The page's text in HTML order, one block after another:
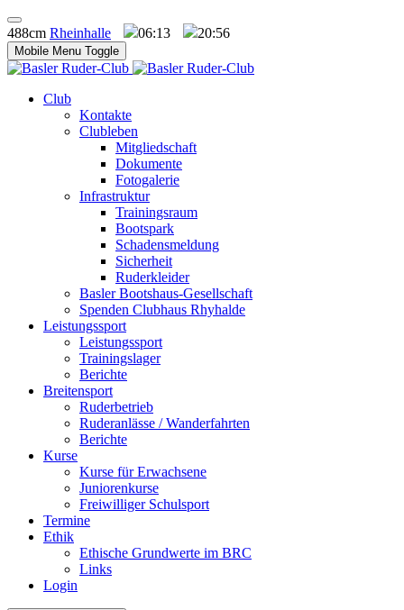
488cm Rheinhalle 06:13 20:56
Mobile Menu Toggle
Club
Kontakte
Clubleben
Mitgliedschaft
Dokumente
Fotogalerie
Infrastruktur
Trainingsraum
Bootspark
Schadensmeldung
Sicherheit
Ruderkleider
Basler Bootshaus-Gesellschaft
Spenden Clubhaus Rhyhalde
Leistungssport
Leistungssport
Trainingslager
Berichte
Breitensport
Ruderbetrieb
Ruderanlässe / Wanderfahrten
Berichte
Kurse
Kurse für Erwachsene
Juniorenkurse
Freiwilliger Schulsport
Termine
Ethik
Ethische Grundwerte im BRC
Links
Login